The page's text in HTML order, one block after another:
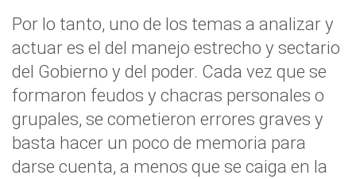
Por lo tanto, uno de los temas a analizar y
actuar es el del manejo estrecho y sectario
del Gobierno y del poder. Cada vez que se
formaron feudos y chacras personales o
grupales, se cometieron errores graves y
basta hacer un poco de memoria para
darse cuenta, a menos que se caiga en la